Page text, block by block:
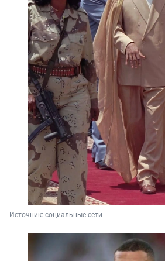
Источник: социальные сети